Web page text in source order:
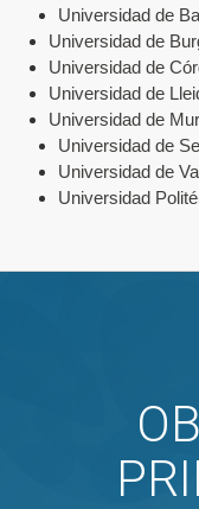
Universidad de
Universidad de
Universidad de
Universidad de
Universidad de
Universidad de
Universidad de
Universidad